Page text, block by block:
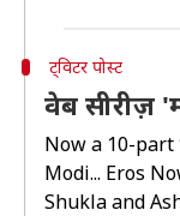
ट्विटर पोस्ट
वेब सीरीज़
Now a 10-
Modi... Eros
Shukla and